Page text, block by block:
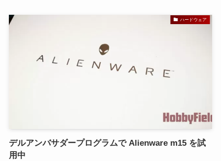
ハードウェア
デルアンバサダープログラムで Alienware m15 を試
用中